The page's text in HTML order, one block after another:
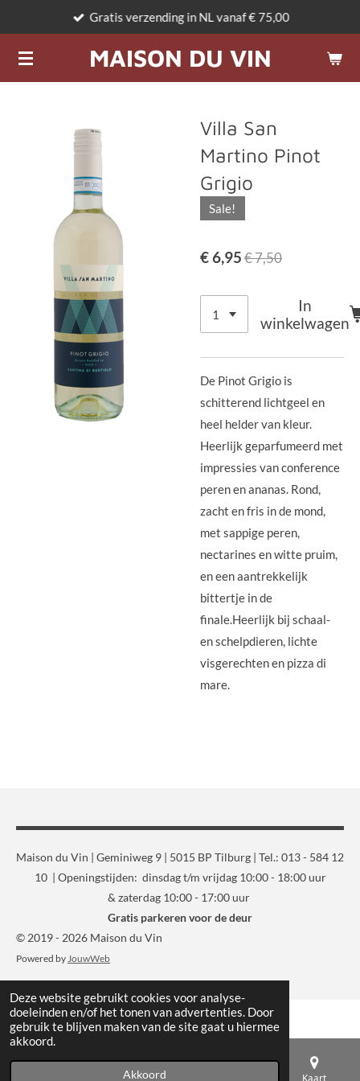
Deze website gebruikt cookies voor analyse-
doeleinden en/of het tonen van advertenties. Door
gebruik te blijven maken van de site gaat u hiermee
akkoord.
Akkoord
naar
de
MAISON DU VIN
Gratis verzending in NL vanaf € 75,00
Villa San
Martino Pinot
Grigio
Sale!
€ 6,95€ 7,50
In
winkelwagen
De Pinot Grigio is
schitterend lichtgeel en
heel helder van kleur.
Heerlijk geparfumeerd met
impressies van conference
peren en ananas. Rond,
zacht en fris in de mond,
met sappige peren,
nectarines en witte pruim,
en een aantrekkelijk
bittertje in de
finale.Heerlijk bij schaal-
en schelpdieren, lichte
visgerechten en pizza di
mare.
Maison du Vin | Geminiweg 9 | 5015 BP Tilburg | Tel.: 013 - 584 12
10 | Openingstijden: dinsdag t/m vrijdag 10:00 - 18:00 uur
& zaterdag 10:00 - 17:00 uur
Gratis parkeren voor de deur
© 2019 - 2026 Maison du Vin
Powered by JouwWeb
Telefoonnummer Kaart